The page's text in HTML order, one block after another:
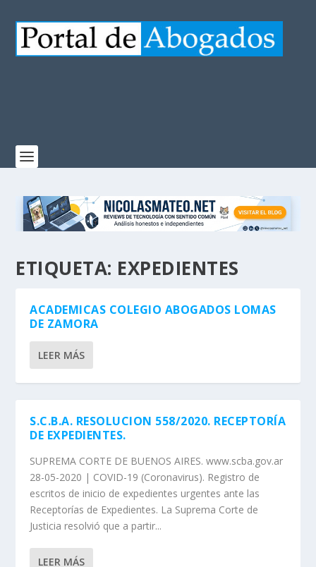
ETIQUETA: EXPEDIENTES
ACADEMICAS COLEGIO ABOGADOS LOMAS
DE ZAMORA
LEER MÁS
S.C.B.A. RESOLUCION 558/2020. RECEPTORÍA
DE EXPEDIENTES.
SUPREMA CORTE DE BUENOS AIRES. www.scba.gov.ar
28-05-2020 | COVID-19 (Coronavirus). Registro de
escritos de inicio de expedientes urgentes ante las
Receptorías de Expedientes. La Suprema Corte de
Justicia resolvió que a partir...
LEER MÁS